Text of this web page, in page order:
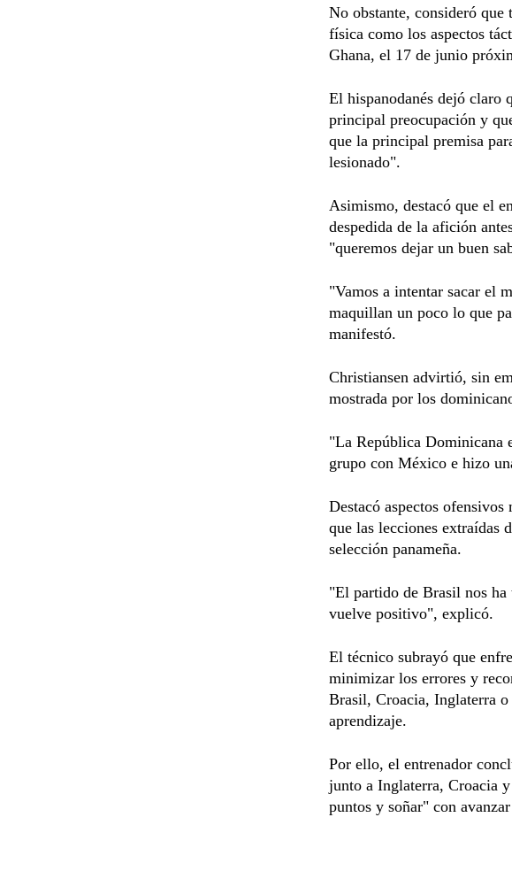
No obstante, consideró que
física como los aspectos
Ghana, el 17 de junio
El hispanodanés dejó claro
principal preocupación y
que la principal premisa
lesionado".
Asimismo, destacó que el
despedida de la afición
"queremos dejar un buen
"Vamos a intentar sacar el
maquillan un poco lo que
manifestó.
Christiansen advirtió, sin
mostrada por los
"La República Dominicana
grupo con México e hizo
Destacó aspectos
que las lecciones extraídas
selección panameña.
"El partido de Brasil nos ha
vuelve positivo", explicó.
El técnico subrayó que
minimizar los errores y
Brasil, Croacia, Inglaterra o
aprendizaje.
Por ello, el entrenador
junto a Inglaterra, Croacia
puntos y soñar" con